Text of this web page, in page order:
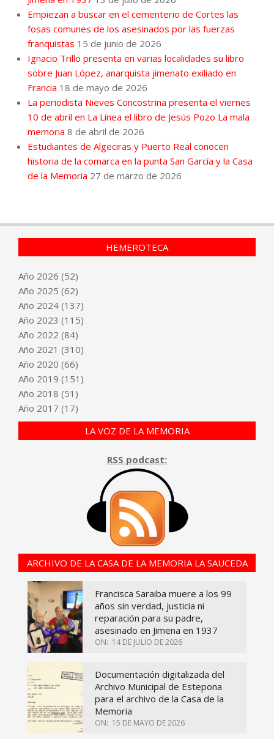
Empiezan a buscar en el cementerio de Cortes las
fosas comunes de los asesinados por las fuerzas
franquistas 15 de junio de 2026
Ignacio Trillo presenta en varias localidades su libro
sobre Juan López, anarquista jimenato exiliado en
Francia 18 de mayo de 2026
La periodista Nieves Concostrina presenta el viernes
10 de abril en La Línea el libro de Jesús Pozo La mala
memoria 8 de abril de 2026
Estudiantes de Algeciras y Puerto Real conocen
historia de la comarca en la punta San García y la Casa
de la Memoria 27 de marzo de 2026
HEMEROTECA
Año 2026 (52)
Año 2025 (62)
Año 2024 (137)
Año 2023 (115)
Año 2022 (84)
Año 2021 (310)
Año 2020 (66)
Año 2019 (151)
Año 2018 (51)
Año 2017 (17)
LA VOZ DE LA MEMORIA
RSS podcast:
ARCHIVO DE LA CASA DE LA MEMORIA LA SAUCEDA
Francisca Saraiba muere a los 99
años sin verdad, justicia ni
reparación para su padre,
asesinado en Jimena en 1937
ON: 14 DE JULIO DE 2026
Documentación digitalizada del
Archivo Municipal de Estepona
para el archivo de la Casa de la
Memoria
ON: 15 DE MAYO DE 2026